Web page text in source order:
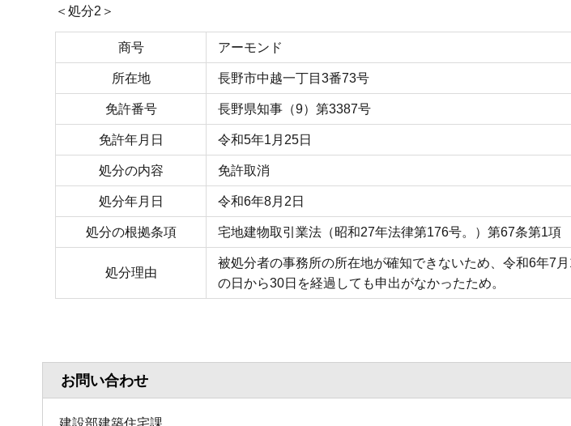
＜処分2＞
商号 アーモンド
所在地 長野市中越一丁目3番73号
免許番号 長野県知事（9）第3387号
免許年月日 令和5年1月25日
処分の内容 免許取消
処分年月日 令和6年8月2日
処分の根拠条項 宅地建物取引業法（昭和27年法律第176号。）第67条第1項
処分理由
被処分者の事務所の所在地が確知できないため、令和6年7
の日から30日を経過しても申出がなかったため。
お問い合わせ
建設部建築住宅課